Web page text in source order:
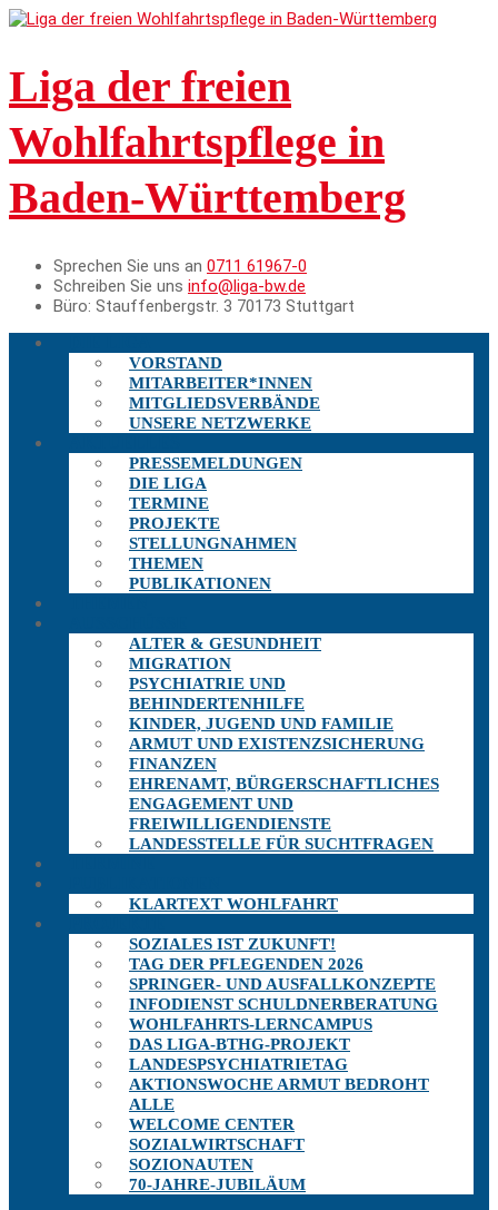
Liga der freien
Wohlfahrtspflege in
Baden-Württemberg
Sprechen Sie uns an 0711 61967-0
Schreiben Sie uns info@liga-bw.de
Büro: Stauffenbergstr. 3 70173 Stuttgart
VORSTAND
MITARBEITER*INNEN
MITGLIEDSVERBÄNDE
UNSERE NETZWERKE
PRESSEMELDUNGEN
DIE LIGA
TERMINE
PROJEKTE
STELLUNGNAHMEN
THEMEN
PUBLIKATIONEN
ALTER & GESUNDHEIT
MIGRATION
PSYCHIATRIE UND
BEHINDERTENHILFE
KINDER, JUGEND UND FAMILIE
ARMUT UND EXISTENZSICHERUNG
FINANZEN
EHRENAMT, BÜRGERSCHAFTLICHES
ENGAGEMENT UND
FREIWILLIGENDIENSTE
LANDESSTELLE FÜR SUCHTFRAGEN
KLARTEXT WOHLFAHRT
SOZIALES IST ZUKUNFT!
TAG DER PFLEGENDEN 2026
SPRINGER- UND AUSFALLKONZEPTE
INFODIENST SCHULDNERBERATUNG
WOHLFAHRTS-LERNCAMPUS
DAS LIGA-BTHG-PROJEKT
LANDESPSYCHIATRIETAG
AKTIONSWOCHE ARMUT BEDROHT
ALLE
WELCOME CENTER
SOZIALWIRTSCHAFT
SOZIONAUTEN
70-JAHRE-JUBILÄUM